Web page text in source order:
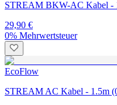
STREAM BKW-AC Kabel -
29,90 €
0% Mehrwertsteuer
EcoFlow
STREAM AC Kabel - 1.5m